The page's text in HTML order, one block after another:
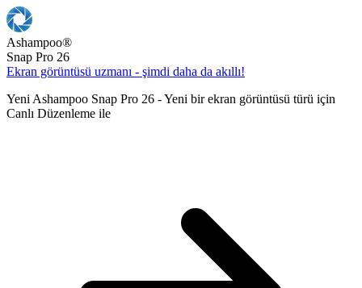
Ashampoo®
Snap Pro 26
Ekran görüntüsü uzmanı - şimdi daha da akıllı!
Yeni Ashampoo Snap Pro 26 - Yeni bir ekran görüntüsü türü için
Canlı Düzenleme ile